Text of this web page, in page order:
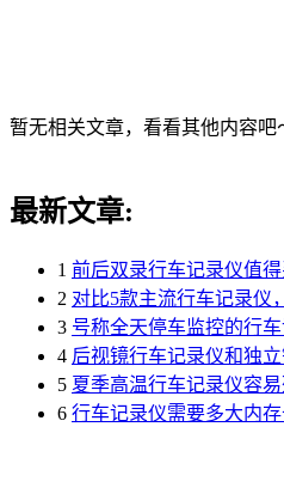
暂无相关文章，看看其他内容吧
最新文章:
1 前后双录行车记录仪值
2 对比5款主流行车记录仪
3 号称全天停车监控的行
4 后视镜行车记录仪和独
5 夏季高温行车记录仪容
6 行车记录仪需要多大内